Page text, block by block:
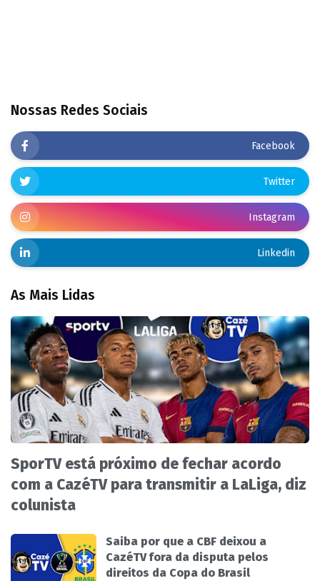
Nossas Redes Sociais
Facebook
Twitter
Instagram
Linkedin
As Mais Lidas
SporTV está próximo de fechar acordo
com a CazéTV para transmitir a LaLiga, diz
colunista
Saiba por que a CBF deixou a
CazéTV fora da disputa pelos
direitos da Copa do Brasil